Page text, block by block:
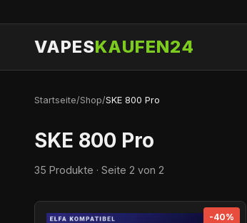
VAPESKAUFEN24
Startseite/Shop/SKE 800 Pro
SKE 800 Pro
35 Produkte · Seite 2 von 2
-40%